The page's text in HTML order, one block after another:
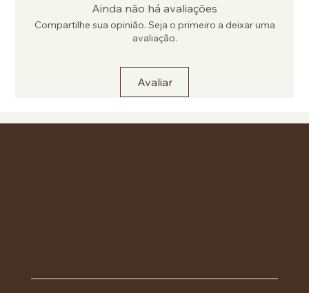
Ainda não há avaliações
Compartilhe sua opinião. Seja o primeiro a deixar uma
avaliação.
Avaliar